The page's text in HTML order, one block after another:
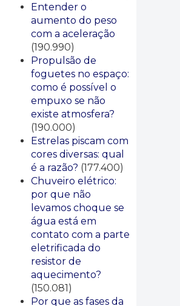
Entender o
aumento do peso
com a aceleração
(190.990)
Propulsão de
foguetes no espaço:
como é possível o
empuxo se não
existe atmosfera?
(190.000)
Estrelas piscam com
cores diversas: qual
é a razão? (177.400)
Chuveiro elétrico:
por que não
levamos choque se
água está em
contato com a parte
eletrificada do
resistor de
aquecimento?
(150.081)
Por que as fases da